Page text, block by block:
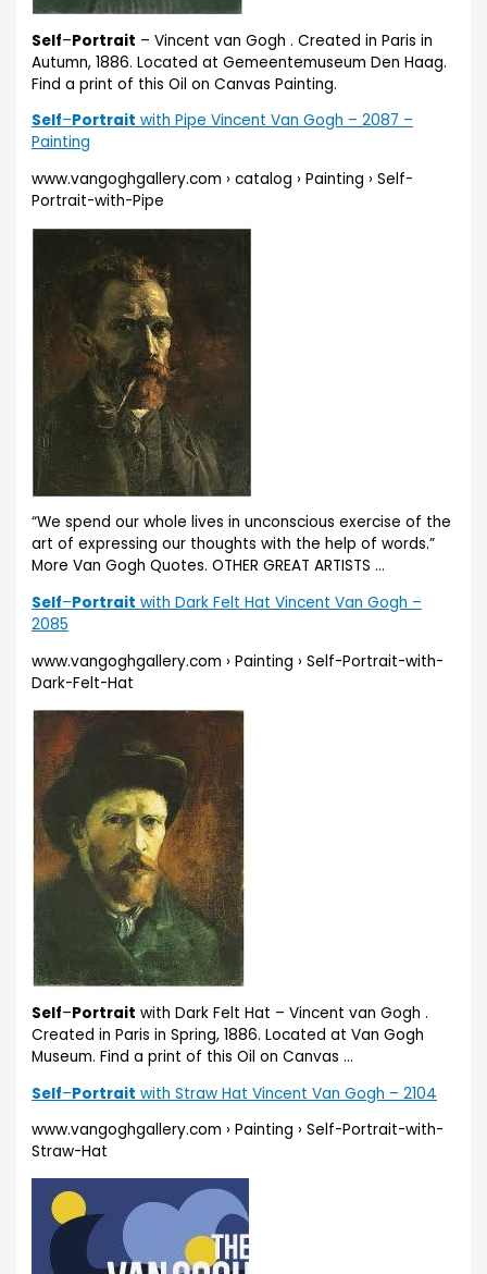
Self–Portrait – Vincent van Gogh . Created in Paris in
Autumn, 1886. Located at Gemeentemuseum Den Haag.
Find a print of this Oil on Canvas Painting.
Self–Portrait with Pipe Vincent Van Gogh – 2087 –
Painting
www.vangoghgallery.com › catalog › Painting › Self-
Portrait-with-Pipe
“We spend our whole lives in unconscious exercise of the
art of expressing our thoughts with the help of words.”
More Van Gogh Quotes. OTHER GREAT ARTISTS …
Self–Portrait with Dark Felt Hat Vincent Van Gogh –
2085
www.vangoghgallery.com › Painting › Self-Portrait-with-
Dark-Felt-Hat
Self–Portrait with Dark Felt Hat – Vincent van Gogh .
Created in Paris in Spring, 1886. Located at Van Gogh
Museum. Find a print of this Oil on Canvas …
Self–Portrait with Straw Hat Vincent Van Gogh – 2104
www.vangoghgallery.com › Painting › Self-Portrait-with-
Straw-Hat